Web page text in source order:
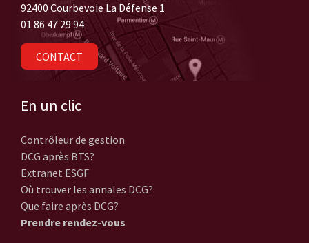
92400 Courbevoie La Défense 1
01 86 47 29 94
CONTACT
En un clic
Contrôleur de gestion
DCG après BTS?
Extranet ESGF
Où trouver les annales DCG?
Que faire après DCG?
Prendre rendez-vous